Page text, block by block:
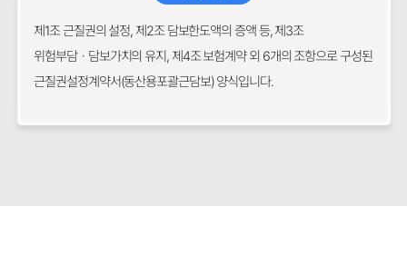
제1조 근질권의 설정, 제2조 담보한도액의 증액 등, 제3조
위험부담ㆍ담보가치의 유지, 제4조 보험계약 외 6개의 조항으로 구성된
근질권설정계약서(동산용포괄근담보) 양식입니다.